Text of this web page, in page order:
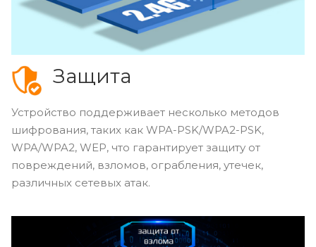
Защита
Устройство поддерживает несколько методов
шифрования, таких как WPA-PSK/WPA2-PSK,
WPA/WPA2, WEP, что гарантирует защиту от
повреждений, взломов, ограбления, утечек,
различных сетевых атак.